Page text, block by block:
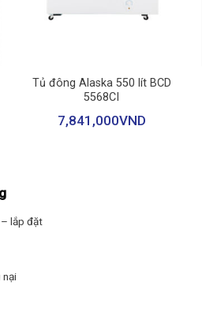
Hãng: Alaska.
Tủ đông Alaska 550 lít BCD
5568CI
7,841,000VND
– lắp đặt
nại